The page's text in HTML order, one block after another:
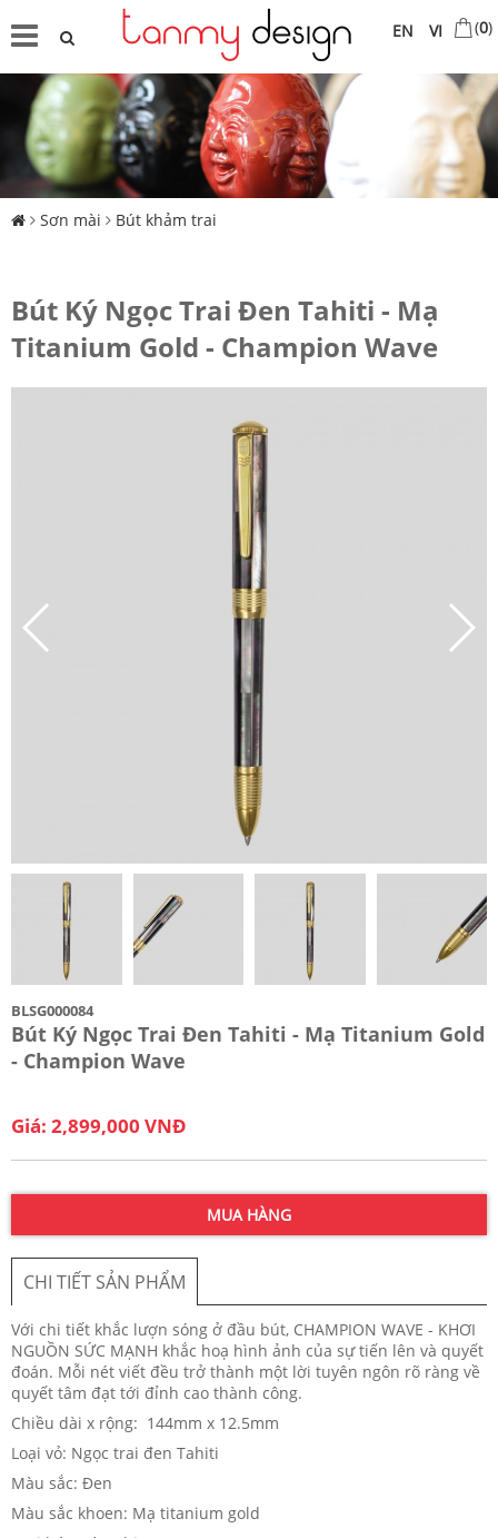
VI
EN (0)
Sơn mài Bút khảm trai
Bút Ký Ngọc Trai Đen Tahiti - Mạ
Titanium Gold - Champion Wave
BLSG000084
Bút Ký Ngọc Trai Đen Tahiti - Mạ Titanium Gold
- Champion Wave
Giá: 2,899,000 VNĐ
MUA HÀNG
CHI TIẾT SẢN PHẨM
Với chi tiết khắc lượn sóng ở đầu bút, CHAMPION WAVE - KHƠI
NGUỒN SỨC MẠNH khắc hoạ hình ảnh của sự tiến lên và quyết
đoán. Mỗi nét viết đều trở thành một lời tuyên ngôn rõ ràng về
quyết tâm đạt tới đỉnh cao thành công.
Chiều dài x rộng: 144mm x 12.5mm
Loại vỏ: Ngọc trai đen Tahiti
Màu sắc: Đen
Màu sắc khoen: Mạ titanium gold